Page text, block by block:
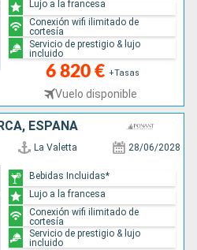
6 820 € +Tasas
Vuelo disponible
Lujo a la francesa
Conexión wifi ilimitado de
cortesía
Servicio de prestigio & lujo
incluido
ESPAÑA
La Valetta 28/06/2028
Bebidas Incluidas*
Lujo a la francesa
Conexión wifi ilimitado de
cortesía
Servicio de prestigio & lujo
incluido